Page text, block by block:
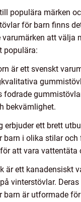
populära märken
för barn finns
att välja
populära:
är ett svenskt
fodrade
bekvämlighet.
erbjuder ett brett
i olika stilar och
att vara vattentäta
är ett kanadensiskt
vinterstövlar.
är utformade